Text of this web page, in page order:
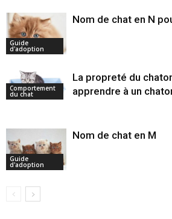
Guide
d'adoption
Nom de chat en N
Comportement
du chat
La propreté du
apprendre à un
Guide
d'adoption
Nom de chat en M